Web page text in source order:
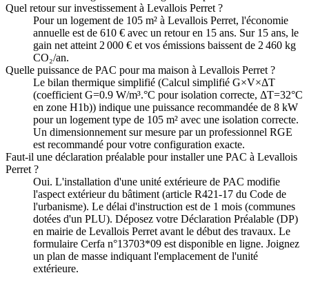
Quel retour sur investissement à Levallois Perret ?
Pour un logement de 105 m² à Levallois Perret, l'économie
annuelle est de 610 € avec un retour en 15 ans. Sur 15 ans, le
gain net atteint 2 000 € et vos émissions baissent de 2 460 kg
CO₂/an.
Quelle puissance de PAC pour ma maison à Levallois Perret ?
Le bilan thermique simplifié (Calcul simplifié G×V×ΔT
(coefficient G=0.9 W/m³.°C pour isolation correcte, ΔT=32°C
en zone H1b)) indique une puissance recommandée de 8 kW
pour un logement type de 105 m² avec une isolation correcte.
Un dimensionnement sur mesure par un professionnel RGE
est recommandé pour votre configuration exacte.
Faut-il une déclaration préalable pour installer une PAC à Levallois
Perret ?
Oui. L'installation d'une unité extérieure de PAC modifie
l'aspect extérieur du bâtiment (article R421-17 du Code de
l'urbanisme). Le délai d'instruction est de 1 mois (communes
dotées d'un PLU). Déposez votre Déclaration Préalable (DP)
en mairie de Levallois Perret avant le début des travaux. Le
formulaire Cerfa n°13703*09 est disponible en ligne. Joignez
un plan de masse indiquant l'emplacement de l'unité
extérieure.